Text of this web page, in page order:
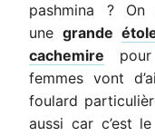
pashmina ?
unegrande
cachemire
femmes vont
foulard
aussi car c’est